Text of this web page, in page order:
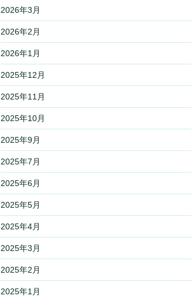
2026年3月
2026年2月
2026年1月
2025年12月
2025年11月
2025年10月
2025年9月
2025年7月
2025年6月
2025年5月
2025年4月
2025年3月
2025年2月
2025年1月